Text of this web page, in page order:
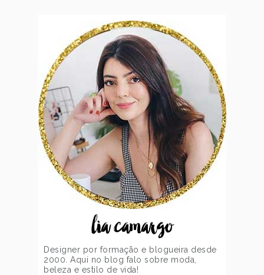
lia camargo
Designer por formação e blogueira desde
2000. Aqui no blog falo sobre moda,
beleza e estilo de vida!